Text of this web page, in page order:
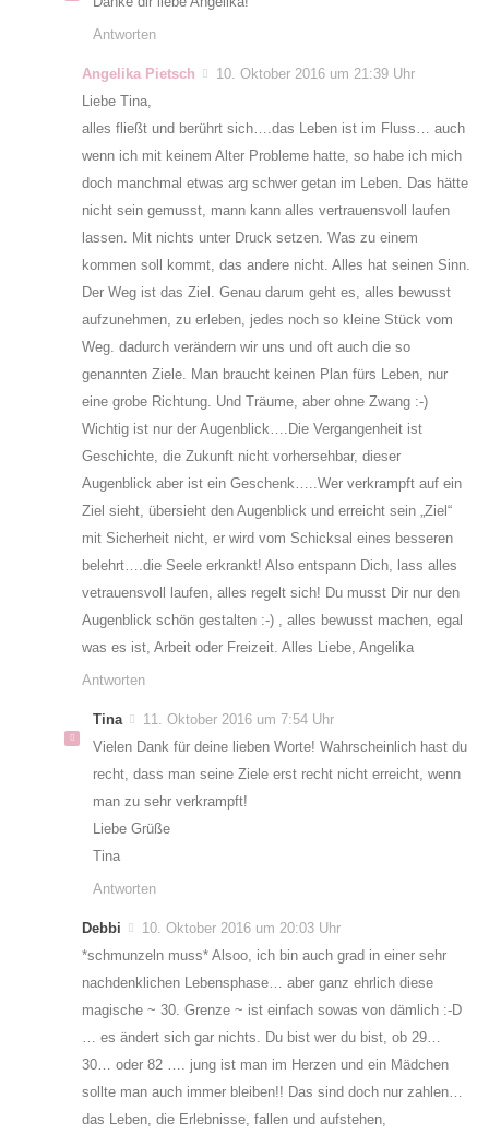
Antworten
Angelika Pietsch
10. Oktober 2016 um 21:39 Uhr
Liebe Tina,
alles fließt und berührt sich….das Leben ist im Fluss… auch
wenn ich mit keinem Alter Probleme hatte, so habe ich mich
doch manchmal etwas arg schwer getan im Leben. Das hätte
nicht sein gemusst, mann kann alles vertrauensvoll laufen
lassen. Mit nichts unter Druck setzen. Was zu einem
kommen soll kommt, das andere nicht. Alles hat seinen Sinn.
Der Weg ist das Ziel. Genau darum geht es, alles bewusst
aufzunehmen, zu erleben, jedes noch so kleine Stück vom
Weg. dadurch verändern wir uns und oft auch die so
genannten Ziele. Man braucht keinen Plan fürs Leben, nur
eine grobe Richtung. Und Träume, aber ohne Zwang :-)
Wichtig ist nur der Augenblick….Die Vergangenheit ist
Geschichte, die Zukunft nicht vorhersehbar, dieser
Augenblick aber ist ein Geschenk…..Wer verkrampft auf ein
Ziel sieht, übersieht den Augenblick und erreicht sein „Ziel“
mit Sicherheit nicht, er wird vom Schicksal eines besseren
belehrt….die Seele erkrankt! Also entspann Dich, lass alles
vetrauensvoll laufen, alles regelt sich! Du musst Dir nur den
Augenblick schön gestalten :-) , alles bewusst machen, egal
was es ist, Arbeit oder Freizeit. Alles Liebe, Angelika
Antworten
Tina
11. Oktober 2016 um 7:54 Uhr
Vielen Dank für deine lieben Worte! Wahrscheinlich hast du
recht, dass man seine Ziele erst recht nicht erreicht, wenn
man zu sehr verkrampft!
Liebe Grüße
Tina
Antworten
Debbi
10. Oktober 2016 um 20:03 Uhr
*schmunzeln muss* Alsoo, ich bin auch grad in einer sehr
nachdenklichen Lebensphase… aber ganz ehrlich diese
magische ~ 30. Grenze ~ ist einfach sowas von dämlich :-D
… es ändert sich gar nichts. Du bist wer du bist, ob 29…
30… oder 82 …. jung ist man im Herzen und ein Mädchen
sollte man auch immer bleiben!! Das sind doch nur zahlen…
das Leben, die Erlebnisse, fallen und aufstehen,